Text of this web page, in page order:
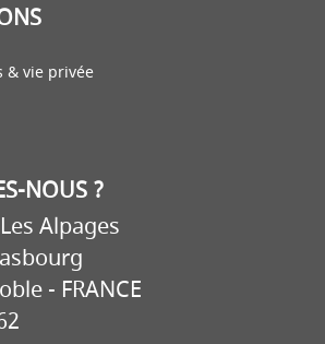
& vie privée
NOUS ?
Alpages
- FRANCE